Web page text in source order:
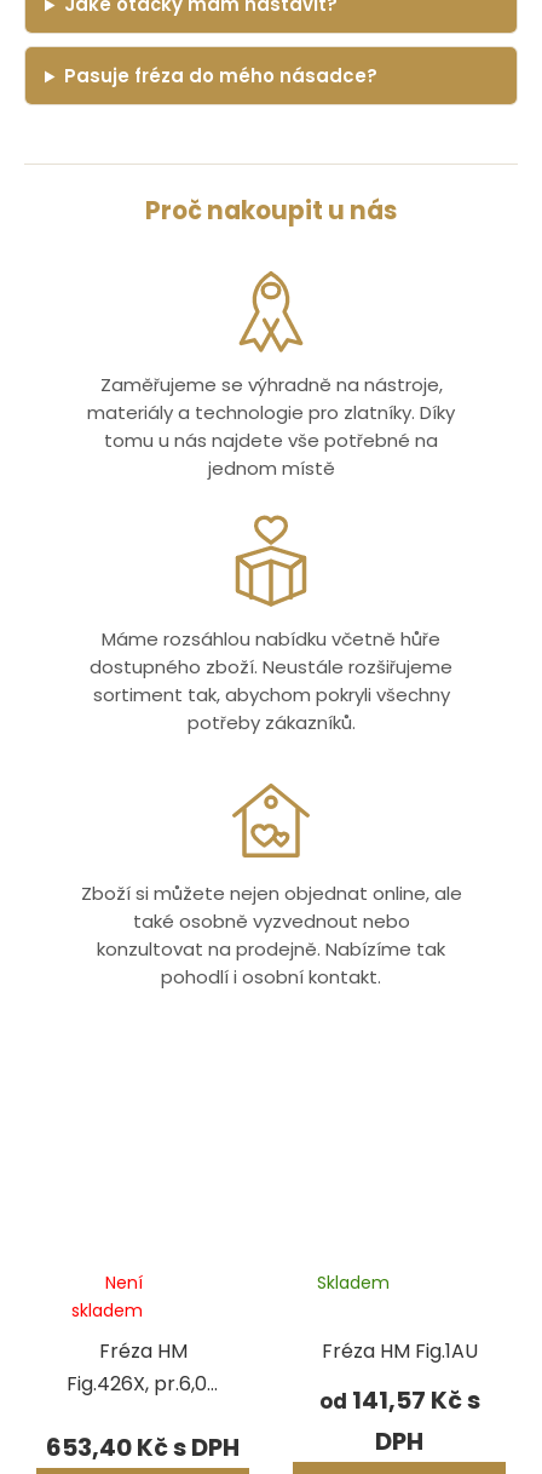
Pasuje fréza do mého násadce?
Proč nakoupit u nás
Zaměřujeme se výhradně na nástroje,
materiály a technologie pro zlatníky. Díky
tomu u nás najdete vše potřebné na
jednom místě
Máme rozsáhlou nabídku včetně hůře
dostupného zboží. Neustále rozšiřujeme
sortiment tak, abychom pokryli všechny
potřeby zákazníků.
Zboží si můžete nejen objednat online, ale
také osobně vyzvednout nebo
konzultovat na prodejně. Nabízíme tak
pohodlí i osobní kontakt.
Fréza HM
Fig.426X, pr.6,00
Není
skladem
653,40 Kč
Fréza HM Fig.1AU
Skladem
od 141,57 Kč